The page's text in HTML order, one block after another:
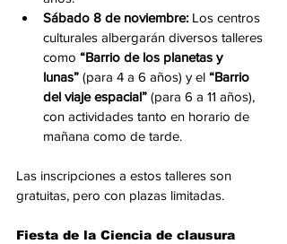
Sábado 8 de noviembre: Los centros
culturales albergarán diversos talleres
como “Barrio de los planetas y
lunas” (para 4 a 6 años) y el “Barrio
del viaje espacial” (para 6 a 11 años),
con actividades tanto en horario de
mañana como de tarde.
Las inscripciones a estos talleres son
gratuitas, pero con plazas limitadas.
Fiesta de la Ciencia de clausura